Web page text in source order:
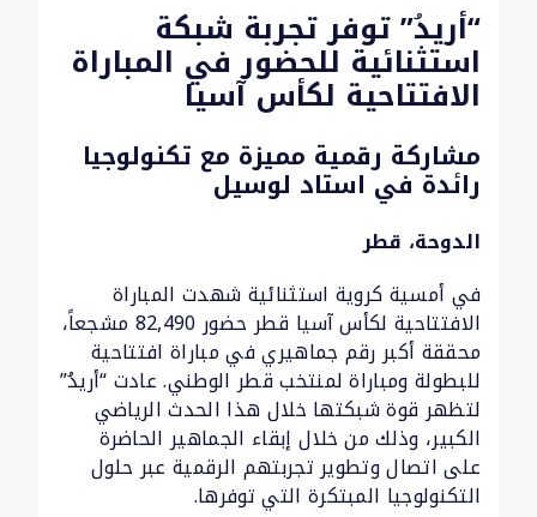
“أريدُ” توفر تجربة شبكة
استثنائية للحضور في المباراة
الافتتاحية لكأس آسيا
مشاركة رقمية مميزة مع تكنولوجيا
رائدة في استاد لوسيل
الدوحة، قطر
في أمسية كروية استثنائية شهدت المباراة
الافتتاحية لكأس آسيا قطر حضور 82,490 مشجعاً،
محققة أكبر رقم جماهيري في مباراة افتتاحية
للبطولة ومباراة لمنتخب قطر الوطني. عادت “أريدُ”
لتظهر قوة شبكتها خلال هذا الحدث الرياضي
الكبير، وذلك من خلال إبقاء الجماهير الحاضرة
على اتصال وتطوير تجربتهم الرقمية عبر حلول
التكنولوجيا المبتكرة التي توفرها.